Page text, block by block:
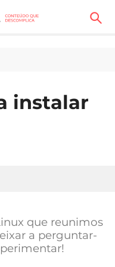
instalar
que reunimos
a perguntar-